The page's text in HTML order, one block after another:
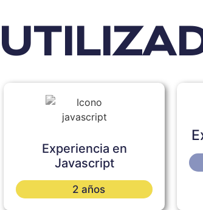
Experiencia en
Javascript
2 años